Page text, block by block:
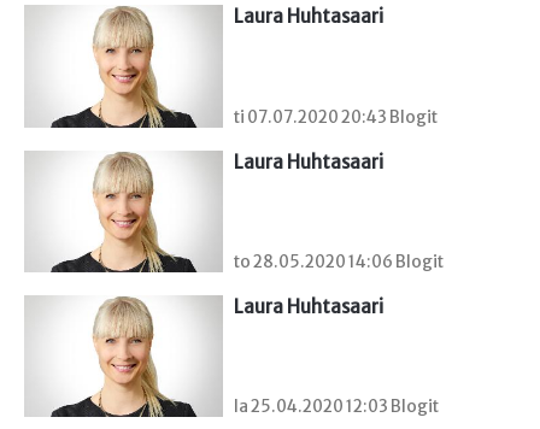
Laura Huhtasaari
ti 07.07.2020 20:43 Blogit
Laura Huhtasaari
to 28.05.2020 14:06 Blogit
Laura Huhtasaari
la 25.04.2020 12:03 Blogit